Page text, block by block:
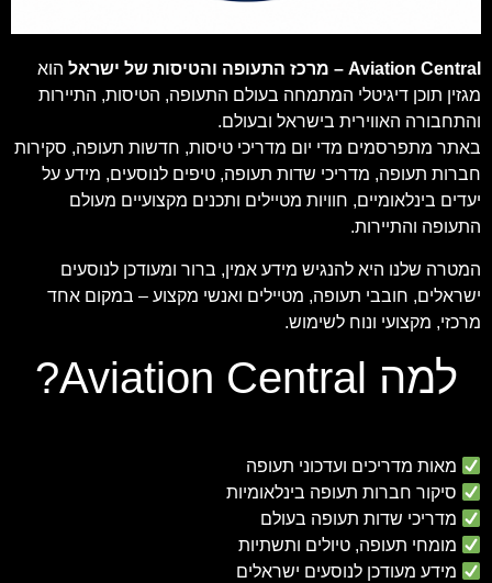
Aviation Central – מרכז התעופה והטיסות של ישראל
הוא
מגזין תוכן דיגיטלי המתמחה בעולם התעופה, הטיסות, התיירות
והתחבורה האווירית בישראל ובעולם.
באתר מתפרסמים מדי יום מדריכי טיסות, חדשות תעופה, סקירות
חברות תעופה, מדריכי שדות תעופה, טיפים לנוסעים, מידע על
יעדים בינלאומיים, חוויות מטיילים ותכנים מקצועיים מעולם
התעופה והתיירות.
המטרה שלנו היא להנגיש מידע אמין, ברור ומעודכן לנוסעים
ישראלים, חובבי תעופה, מטיילים ואנשי מקצוע – במקום אחד
מרכזי, מקצועי ונוח לשימוש.
למה Aviation Central?
מאות מדריכים ועדכוני תעופה
סיקור חברות תעופה בינלאומיות
מדריכי שדות תעופה בעולם
מומחי תעופה, טיולים ותשתיות
מידע מעודכן לנוסעים ישראלים